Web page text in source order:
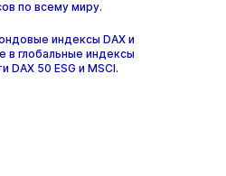
по всему миру.
индексы DAX и
в глобальные индексы
DAX 50 ESG и MSCI.